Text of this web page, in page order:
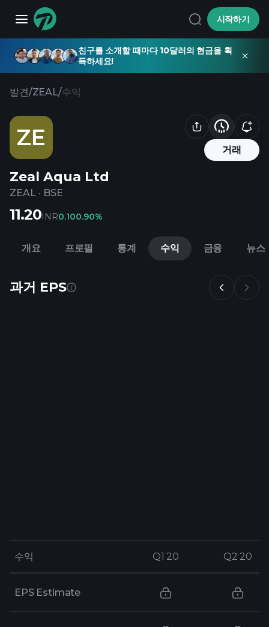
시작하기
친구를 소개할 때마다 10달러의 현금을 획
득하세요!
발견/ZEAL/수익
ZE 거래
Zeal Aqua Ltd
ZEAL · BSE
11.20INR0.100.90%
개요 프로필 통계 수익 금융 뉴스
과거 EPS
수익 Q1 20 Q2 20
수익 Q1 20 Q2 20
EPS Estimate